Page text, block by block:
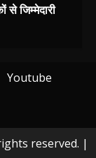
से जिम्मेदारी
Youtube
reserved. |